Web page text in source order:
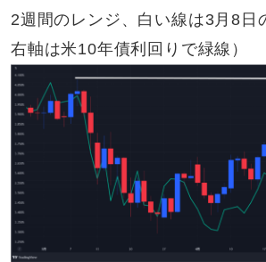
2週間のレンジ、白い線は3月8日
右軸は米10年債利回りで緑線）